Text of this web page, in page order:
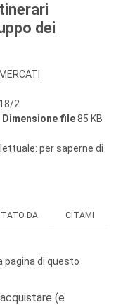
dei
2
Dimensione file85 KB
per saperne di
DA CITAMI
pagina di questo
(e